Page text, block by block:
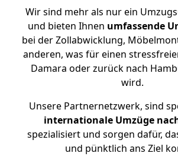
Wir sind mehr als nur ein
und bieten Ihnen umfassende
bei der Zollabwicklung,
anderen, was für einen
Damara oder zurück nach
wird.
Unsere Partnernetzwerk, sind
internationale Umzüge
spezialisiert und sorgen dafür,
und pünktlich ans Ziel